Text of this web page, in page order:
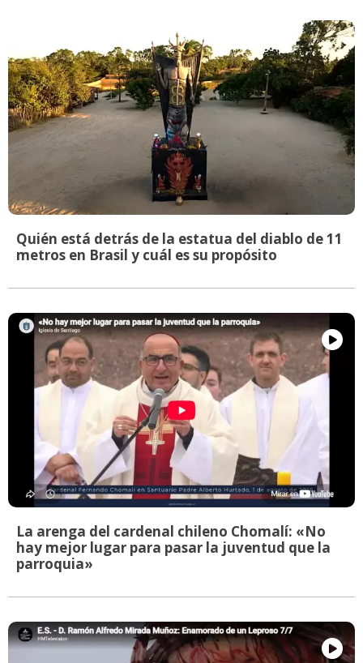
Quién está detrás de la estatua del diablo de 11
metros en Brasil y cuál es su propósito
La arenga del cardenal chileno Chomalí: «No
hay mejor lugar para pasar la juventud que la
parroquia»